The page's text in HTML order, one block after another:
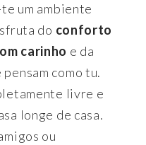
um ambiente
do conforto
carinho e da
como tu.
livre e
longe de casa.
ou